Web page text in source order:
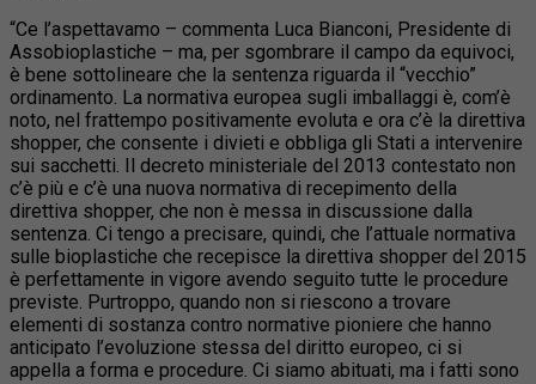
“Ce l’aspettavamo – commenta Luca Bianconi, Presidente di
Assobioplastiche – ma, per sgombrare il campo da equivoci,
è bene sottolineare che la sentenza riguarda il “vecchio”
ordinamento. La normativa europea sugli imballaggi è, com’è
noto, nel frattempo positivamente evoluta e ora c’è la direttiva
shopper, che consente i divieti e obbliga gli Stati a intervenire
sui sacchetti. Il decreto ministeriale del 2013 contestato non
c’è più e c’è una nuova normativa di recepimento della
direttiva shopper, che non è messa in discussione dalla
sentenza. Ci tengo a precisare, quindi, che l’attuale normativa
sulle bioplastiche che recepisce la direttiva shopper del 2015
è perfettamente in vigore avendo seguito tutte le procedure
previste. Purtroppo, quando non si riescono a trovare
elementi di sostanza contro normative pioniere che hanno
anticipato l’evoluzione stessa del diritto europeo, ci si
appella a forma e procedure. Ci siamo abituati, ma i fatti sono